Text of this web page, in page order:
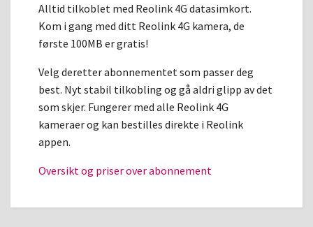
Alltid tilkoblet med Reolink 4G datasimkort.
Kom i gang med ditt Reolink 4G kamera, de
første 100MB er gratis!
Velg deretter abonnementet som passer deg
best. Nyt stabil tilkobling og gå aldri glipp av det
som skjer. Fungerer med alle Reolink 4G
kameraer og kan bestilles direkte i Reolink
appen.
Oversikt og priser over abonnement